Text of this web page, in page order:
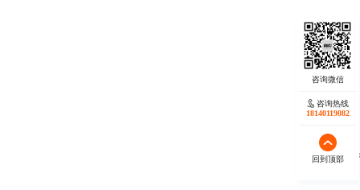
蓝橙
咨询热线
18140119082
回到顶部